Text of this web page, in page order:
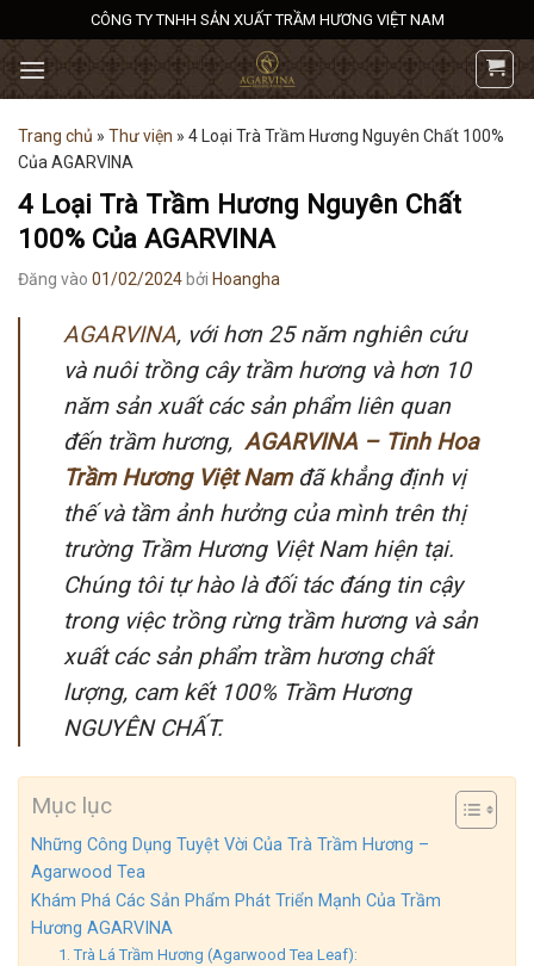
qua
nội
dung
CÔNG TY TNHH SẢN XUẤT TRẦM HƯƠNG VIỆT NAM
Trang chủ » Thư viện » 4 Loại Trà Trầm Hương Nguyên Chất 100%
Của AGARVINA
4 Loại Trà Trầm Hương Nguyên Chất
100% Của AGARVINA
Đăng vào 01/02/2024 bởi Hoangha
AGARVINA, với hơn 25 năm nghiên cứu
và nuôi trồng cây trầm hương và hơn 10
năm sản xuất các sản phẩm liên quan
đến trầm hương, AGARVINA – Tinh Hoa
Trầm Hương Việt Namđã khẳng định vị
thế và tầm ảnh hưởng của mình trên thị
trường Trầm Hương Việt Nam hiện tại.
Chúng tôi tự hào là đối tác đáng tin cậy
trong việc trồng rừng trầm hương và sản
xuất các sản phẩm trầm hương chất
lượng, cam kết 100% Trầm Hương
NGUYÊN CHẤT.
Mục lục
Những Công Dụng Tuyệt Vời Của Trà Trầm Hương –
Agarwood Tea
Khám Phá Các Sản Phẩm Phát Triển Mạnh Của Trầm
Hương AGARVINA
1. Trà Lá Trầm Hương (Agarwood Tea Leaf):